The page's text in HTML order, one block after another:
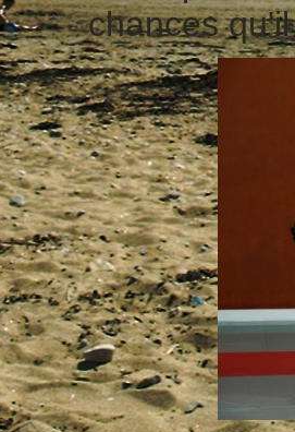
chances